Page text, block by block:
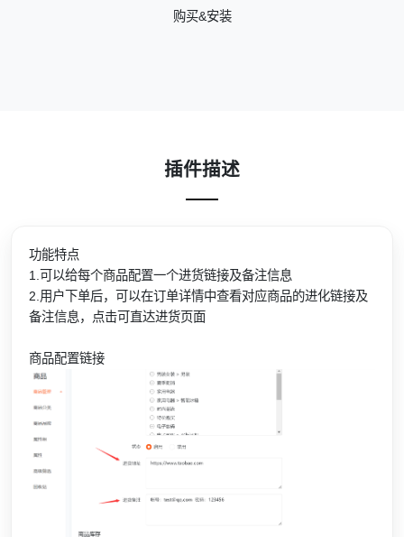
购买&安装
插件描述
功能特点
1.可以给每个商品配置一个进货链接及备注信息
2.用户下单后，可以在订单详情中查看对应商品的进化链接及
备注信息，点击可直达进货页面
商品配置链接